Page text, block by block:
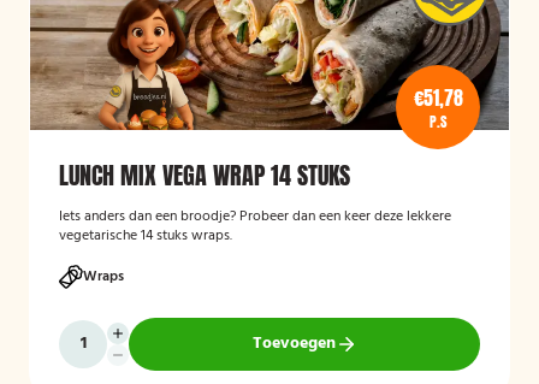
€51,78
P.S
LUNCH MIX VEGA WRAP 14 STUKS
Iets anders dan een broodje? Probeer dan een keer deze lekkere
vegetarische 14 stuks wraps.
Wraps
Toevoegen